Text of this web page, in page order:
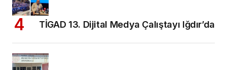
TİGAD 13. Dijital Medya Çalıştayı Iğdır’da